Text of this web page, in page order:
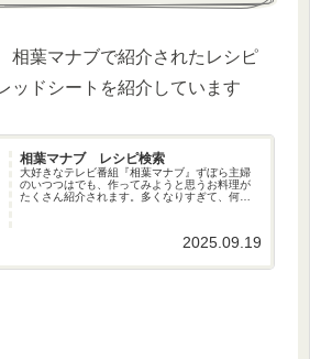
葉マナブで紹介されたレシピ
ッドシートを紹介しています
相葉マナブ レシピ検索
大好きなテレビ番組『相葉マナブ』ずぼら主婦
のいつつはでも、作ってみようと思うお料理が
たくさん紹介されます。多くなりすぎて、何年
2025.09.19